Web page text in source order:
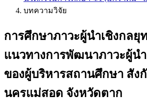
บทความวิจัย
การศึกษาภาวะผู้นำเชิงกลยุ
แนวทางการพัฒนาภาวะผู้น
ของผู้บริหารสถานศึกษา สัง
นครแม่สอด จังหวัดตาก